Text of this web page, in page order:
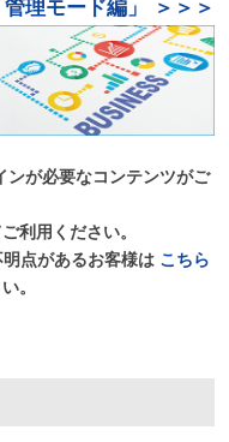
管理モード編」 ＞＞＞
ンが必要なコンテンツがご
利用ください。
点があるお客様は こちら
。